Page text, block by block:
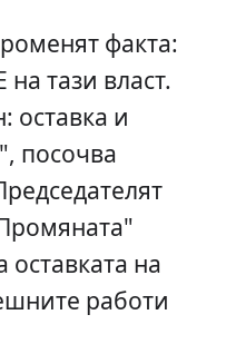
факта:
тази власт.
оставка и
посочва
оставката на
работи